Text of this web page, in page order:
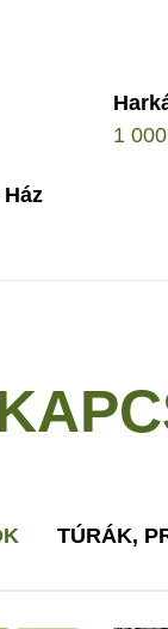
1
TÚRÁK,